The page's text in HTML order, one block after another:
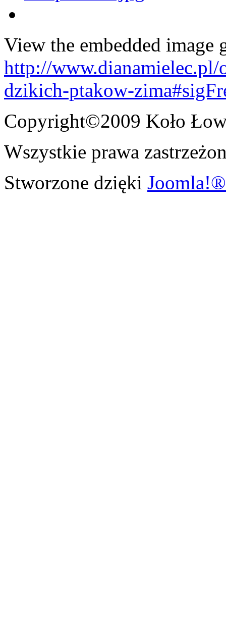
View the embedded image
http://www.dianamielec.pl/
dzikich-ptakow-
Copyright©2009 Koło
Wszystkie prawa
Stworzone dzięki Joomla!®